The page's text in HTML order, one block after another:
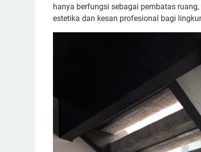
hanya berfungsi sebagai pembatas
estetika dan kesan profesional bagi